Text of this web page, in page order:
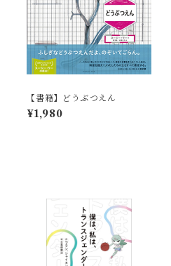
【書籍】どうぶつえん
¥1,980